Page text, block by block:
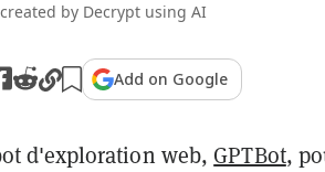
by Decrypt using AI
Add on Google
d'exploration web, GPTBot,